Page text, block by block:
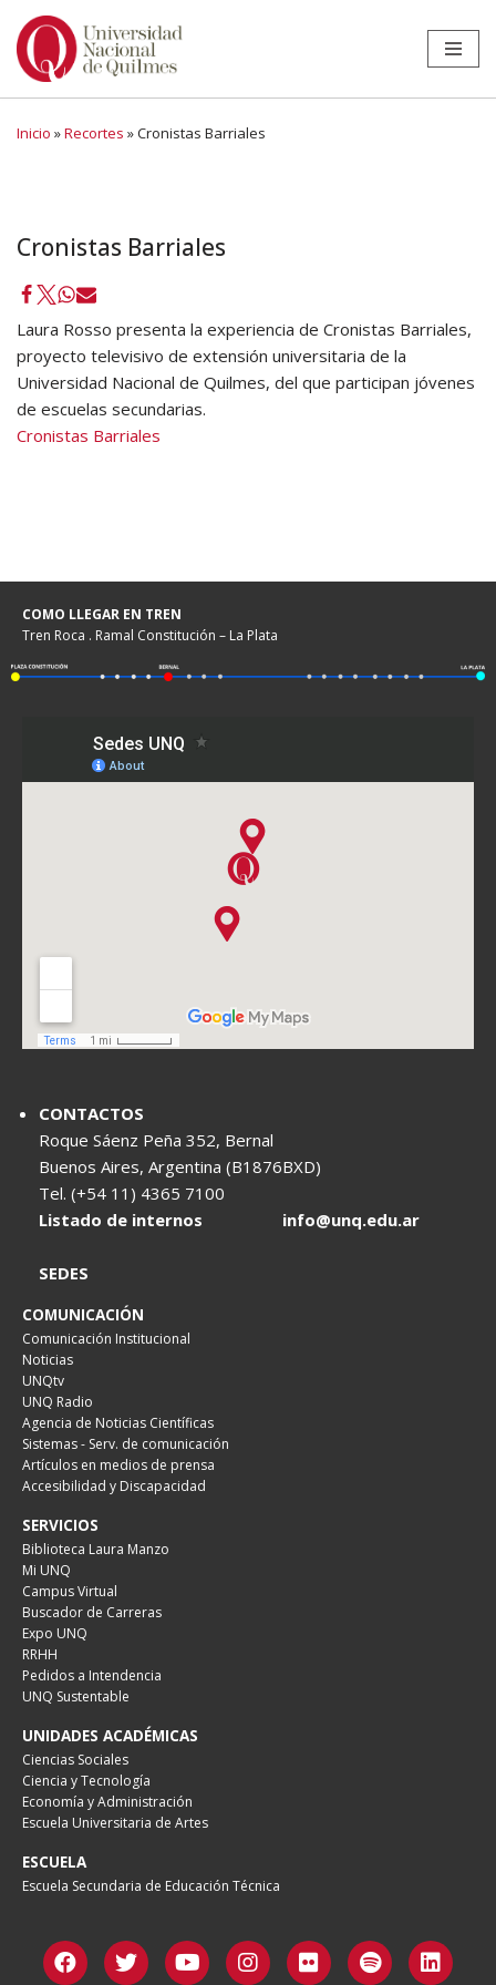
Ir
Inicio »Recortes »Cronistas Barriales
Cronistas Barriales
Laura Rosso presenta la experiencia de Cronistas Barriales,
proyecto televisivo de extensión universitaria de la
Universidad Nacional de Quilmes, del que participan jóvenes
de escuelas secundarias.
Cronistas Barriales
COMO LLEGAR EN TREN
Tren Roca . Ramal Constitución – La Plata
CONTACTOS
Roque Sáenz Peña 352, Bernal
Buenos Aires, Argentina (B1876BXD)
Tel. (+54 11) 4365 7100
Listado de internos
info@unq.edu.ar
SEDES
COMUNICACIÓN
Comunicación Institucional
Noticias
UNQtv
UNQ Radio
Agencia de Noticias Científicas
Sistemas - Serv. de comunicación
Artículos en medios de prensa
Accesibilidad y Discapacidad
SERVICIOS
Biblioteca Laura Manzo
Mi UNQ
Campus Virtual
Buscador de Carreras
Expo UNQ
RRHH
Pedidos a Intendencia
UNQ Sustentable
UNIDADES ACADÉMICAS
Ciencias Sociales
Ciencia y Tecnología
Economía y Administración
Escuela Universitaria de Artes
ESCUELA
Escuela Secundaria de Educación Técnica